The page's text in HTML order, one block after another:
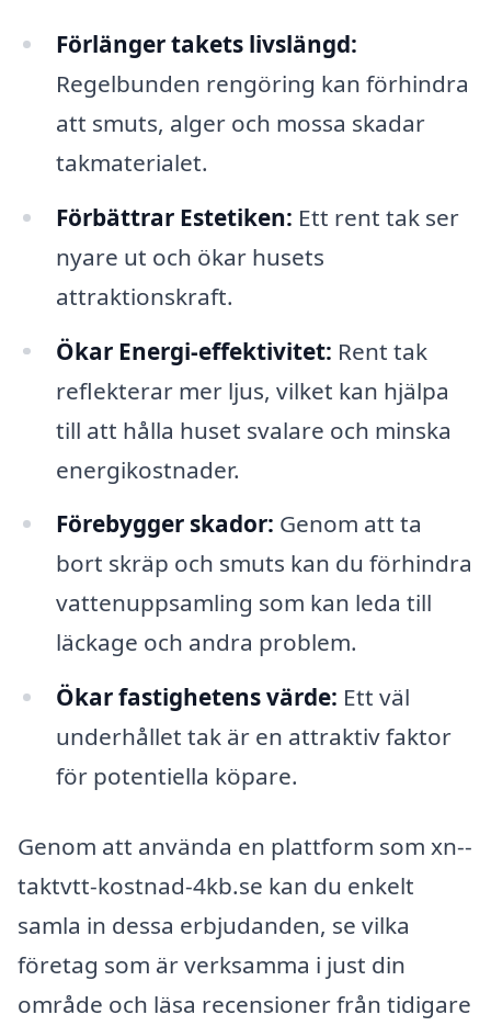
Förlänger takets livslängd:
Regelbunden rengöring kan förhindra
att smuts, alger och mossa skadar
takmaterialet.
Förbättrar Estetiken: Ett rent tak ser
nyare ut och ökar husets
attraktionskraft.
Ökar Energi-effektivitet: Rent tak
reflekterar mer ljus, vilket kan hjälpa
till att hålla huset svalare och minska
energikostnader.
Förebygger skador: Genom att ta
bort skräp och smuts kan du förhindra
vattenuppsamling som kan leda till
läckage och andra problem.
Ökar fastighetens värde: Ett väl
underhållet tak är en attraktiv faktor
för potentiella köpare.
Genom att använda en plattform som xn--
taktvtt-kostnad-4kb.se kan du enkelt
samla in dessa erbjudanden, se vilka
företag som är verksamma i just din
område och läsa recensioner från tidigare